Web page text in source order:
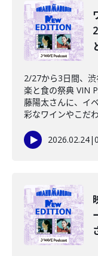
2/27から3日間、
楽と食の祭典 VIN
藤陽太さんに、イ
彩なワインやこだ
2026.02.24|